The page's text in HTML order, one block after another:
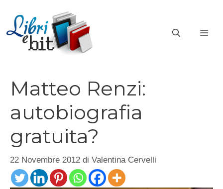
contenuto
Matteo Renzi:
autobiografia
gratuita?
22 Novembre 2012 di Valentina Cervelli